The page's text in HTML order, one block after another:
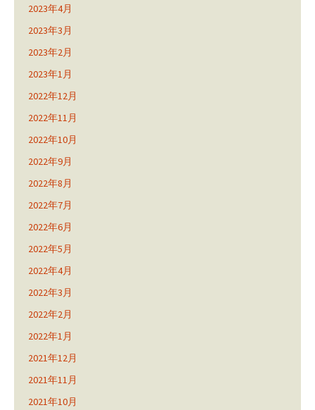
2023年4月
2023年3月
2023年2月
2023年1月
2022年12月
2022年11月
2022年10月
2022年9月
2022年8月
2022年7月
2022年6月
2022年5月
2022年4月
2022年3月
2022年2月
2022年1月
2021年12月
2021年11月
2021年10月